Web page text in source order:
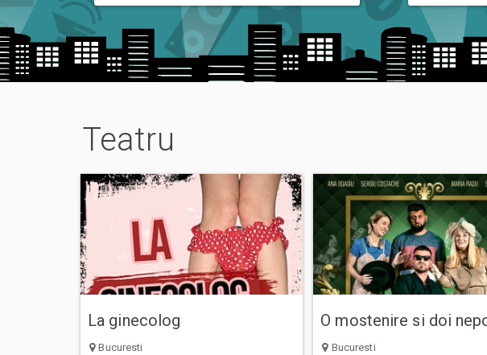
Teatru
La ginecolog
Bucuresti
O mostenire si doi
Bucuresti